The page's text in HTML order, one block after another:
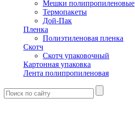
Мешки полипропиленовые
Термопакеты
Дой-Пак
Пленка
Полиэтиленовая пленка
Скотч
Скотч упаковочный
Картонная упаковка
Лента полипропиленовая